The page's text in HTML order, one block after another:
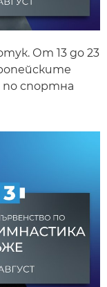
От 13 до 23
спортна